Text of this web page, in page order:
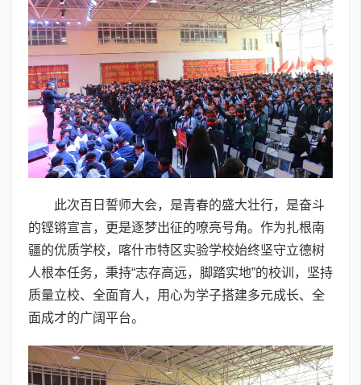
此次百日誓师大会，是青春的盛大壮行，是奋斗
的铿锵宣言，更是逐梦出征的嘹亮号角。作为扎根南
疆的优质学校，喀什市特区实验学校始终坚守立德树
人根本任务，秉持“志存高远，脚踏实地”的校训，坚持
质量立校、全面育人，用心为学子搭建多元成长、全
面成才的广阔平台。